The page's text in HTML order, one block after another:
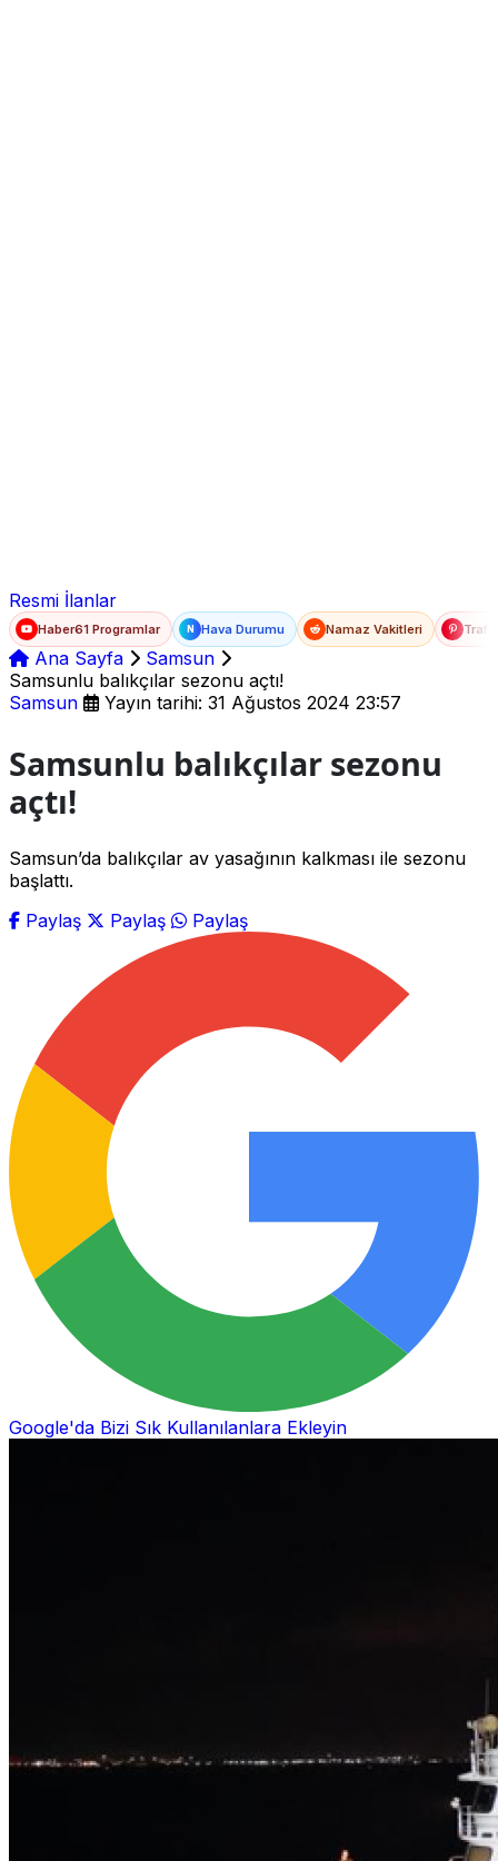
Resmi İlanlar
Haber61 Programlar N Hava Durumu Namaz Vakitleri
Ana Sayfa
Samsun
Samsunlu balıkçılar sezonu açtı!
Samsun
Yayın tarihi: 31 Ağustos 2024 23:57
Samsunlu balıkçılar sezonu
açtı!
Samsun’da balıkçılar av yasağının kalkması ile sezonu
başlattı.
Paylaş
Paylaş Paylaş
Google'da Bizi Sık Kullanılanlara Ekleyin